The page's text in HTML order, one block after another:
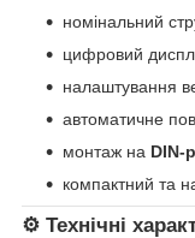
номінальний
цифровий
налаштування
автоматичне
монтаж на DIN-
компактний та
⚙️ Технічні